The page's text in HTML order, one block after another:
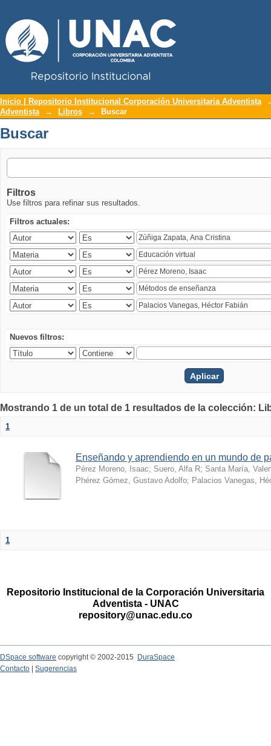
Buscar
Inicio | Repositorio Institucional Corporación Universitaria Adventista
Adventista
→ Libros → Buscar
Buscar
Filtros
Use filtros para refinar sus resultados.
Filtros actuales:
Nuevos filtros:
Mostrando 1 de un total de 1 resultados de la colección:
1
Enseñando y aprendiendo en un mundo de
Pérez Moreno, Isaac; Suero, Alfa R; Santa María,
Phérez Gómez, Gustavo Adolfo; Palacios Vanegas,
1
Repositorio Institucional de la Corporación Universitaria
Adventista - UNAC
repository@unac.edu.co
DSpace software copyright © 2002-2015
DuraSpace
Contacto
Sugerencias